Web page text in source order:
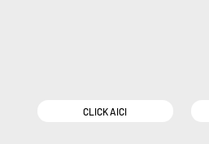
CLICK AICI